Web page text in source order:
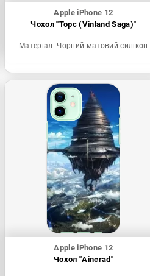
Apple iPhone 12
Чохол "Торс (Vinland Saga)"
Матеріал: Чорний матовий силікон
Apple iPhone 12
Чохол "Aincrad"